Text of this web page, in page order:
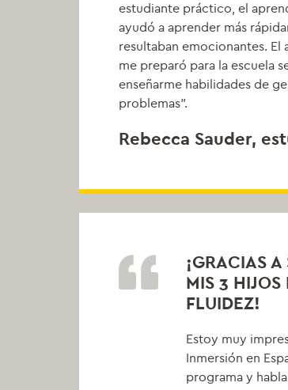
estudiante práctico, el
ayudó a aprender más
resultaban emocionantes.
me preparó para la escuela
enseñarme habilidades de
problemas".
Rebecca Sauder,
¡GRACIAS
MIS 3
FLUIDEZ!
Estoy muy
Inmersión en
programa y